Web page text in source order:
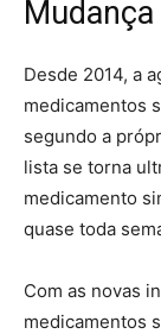
Mudança
Desde 2014, a
medicamentos
segundo a
lista se torna
medicamento
quase toda
Com as novas
medicamentos